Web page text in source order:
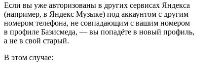
Если вы уже авторизованы в других сервисах Яндекса
(например, в Яндекс Музыке) под аккаунтом с другим
номером телефона, не совпадающим с вашим номером
в профиле Базисмеда, — вы попадёте в новый профиль,
а не в свой старый.
В этом случае: